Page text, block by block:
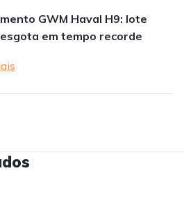
GWM Haval H9: lote
em tempo recorde